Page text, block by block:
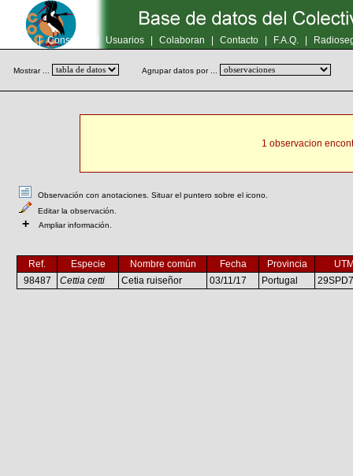
Inicio | Consultas Usuarios Colaboran Contacto F.A.Q.
Mostrar ... Agrupar datos por ...
1 observacion
Observación con anotaciones. Situar el puntero sobre el icono.
Editar la observación.
+ Ampliar información.
Ref. Especie Nombre común Fecha Provincia
98487
Cettia cetti Cetia ruiseñor 03/11/17 Portugal